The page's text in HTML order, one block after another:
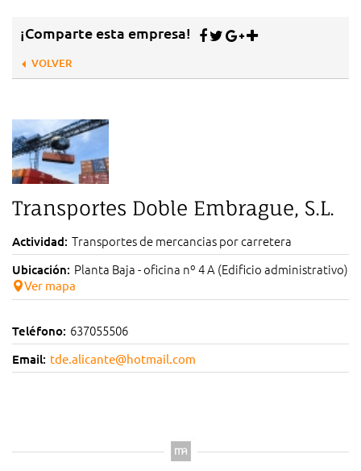
¡Comparte esta empresa!
VOLVER
Transportes Doble Embrague, S.L.
Actividad: Transportes de mercancias por carretera
Ubicación: Planta Baja - oficina nº 4 A (Edificio administrativo)
Ver mapa
Teléfono: 637055506
Email: tde.alicante@hotmail.com